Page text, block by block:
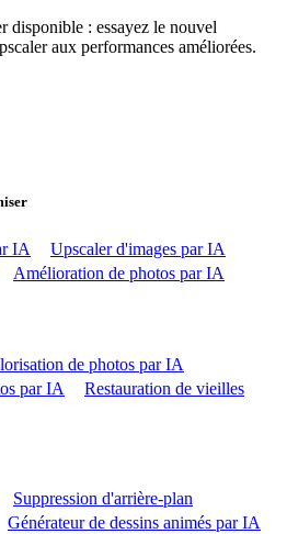
disponible : essayez le nouvel
aux performances améliorées.
IA
Upscaler d'images par IA
Amélioration de photos par IA
de photos par IA
par IA
Restauration de vieilles
Suppression d'arrière-plan
Générateur de dessins animés par IA